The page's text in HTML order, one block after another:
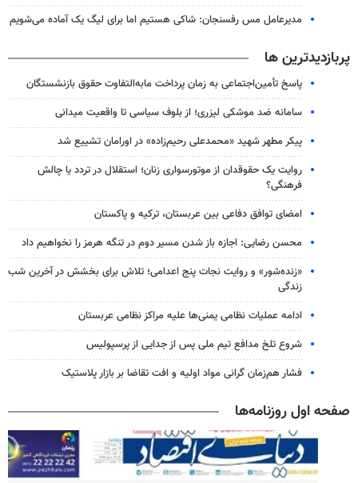
مدیرعامل مس رفسنجان: شاکی هستیم اما برای لیگ یک آماده می‌شویم
پربازدیدترین ها
پاسخ تأمین‌اجتماعی به زمان پرداخت مابه‌التفاوت حقوق بازنشستگان
سامانه ضد موشکی لیزری؛ از بلوف سیاسی تا واقعیت میدانی
پیکر مطهر شهید «محمدعلی رحیم‌زاده» در اورامان تشییع شد
روایت یک حقوقدان از موتورسواری زنان؛ استقلال در تردد یا چالش
فرهنگی؟
امضای توافق دفاعی بین عربستان، ترکیه و پاکستان
محسن رضایی: اجازه باز شدن مسیر دوم در تنگه هرمز را نخواهیم داد
«زنده‌شور» و روایت نجات پنج اعدامی؛ تلاش برای بخشش در آخرین شب
زندگی
ادامه عملیات نظامی یمنی‌ها علیه مراکز نظامی عربستان
شروع تلخ مدافع تیم ملی پس از جدایی از پرسپولیس
فشار هم‌زمان گرانی مواد اولیه و افت تقاضا بر بازار پلاستیک
صفحه اول روزنامه‌ها